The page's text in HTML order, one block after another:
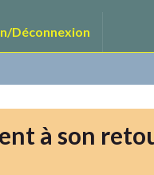
Déconnexion
à son